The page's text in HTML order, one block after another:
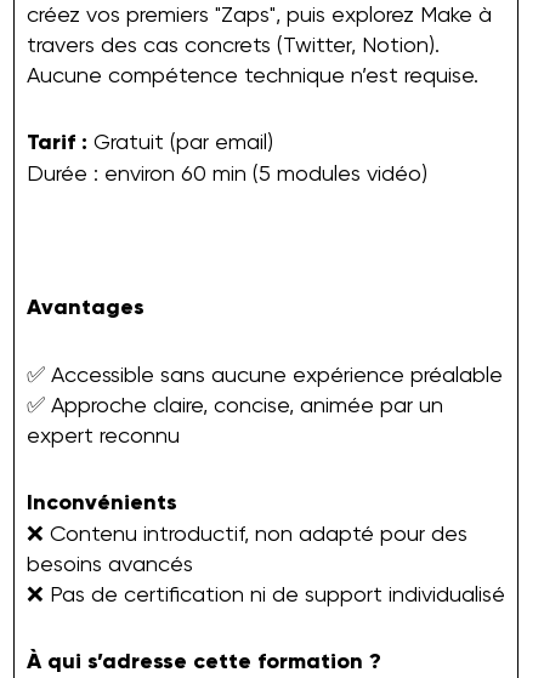
créez vos premiers "Zaps", puis explorez Make à
travers des cas concrets (Twitter, Notion).
Aucune compétence technique n’est requise.
Tarif : Gratuit (par email)
Durée : environ 60 min (5 modules vidéo)
Avantages
✅ Accessible sans aucune expérience préalable
✅ Approche claire, concise, animée par un
expert reconnu
Inconvénients
❌ Contenu introductif, non adapté pour des
besoins avancés
❌ Pas de certification ni de support individualisé
À qui s’adresse cette formation ?